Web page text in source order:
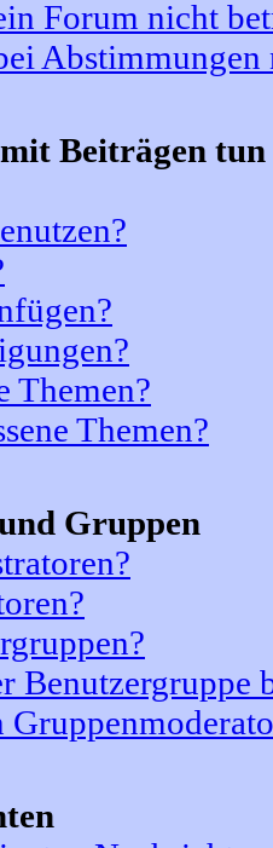
Forum nicht
Beiträgen
Themen?
Themen?
Gruppen
Benutzergruppe